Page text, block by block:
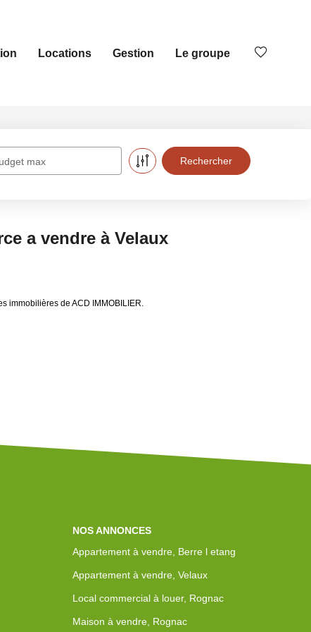
Locations Gestion Le groupe
max
a vendre à Velaux
immobilières de ACD IMMOBILIER.
NOS ANNONCES
Appartement à vendre, Berre l etang
Appartement à vendre, Velaux
Local commercial à louer, Rognac
Maison à vendre, Rognac